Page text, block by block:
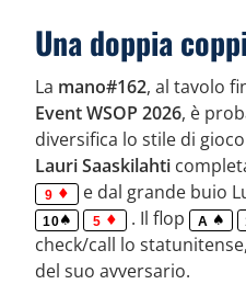
Una doppia
La mano#162, al tavolo
Event WSOP 2026, è
diversifica lo stile di
Lauri Saaskilahti
9
e dal grande buio
10 5 . Il flop A
check/call lo
del suo avversario.